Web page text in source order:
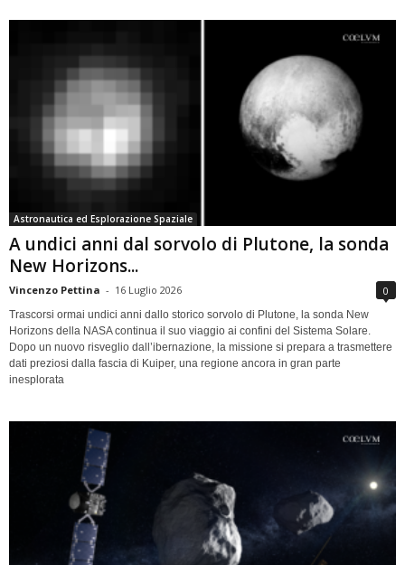
Astronautica ed Esplorazione Spaziale
A undici anni dal sorvolo di Plutone, la sonda
New Horizons...
Vincenzo Pettina - 16 Luglio 2026 0
Trascorsi ormai undici anni dallo storico sorvolo di Plutone, la sonda New
Horizons della NASA continua il suo viaggio ai confini del Sistema Solare.
Dopo un nuovo risveglio dall’ibernazione, la missione si prepara a trasmettere
dati preziosi dalla fascia di Kuiper, una regione ancora in gran parte
inesplorata